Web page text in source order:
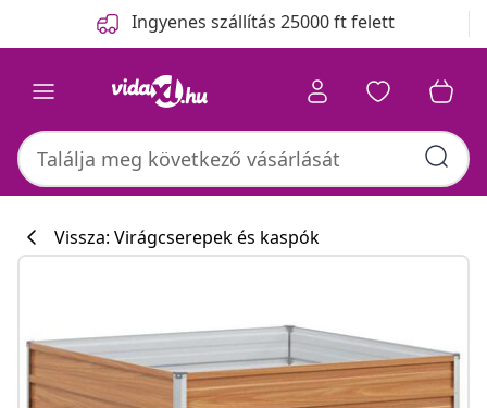
Ingyenes szállítás 25000 ft felett
Vissza: Virágcserepek és kaspók